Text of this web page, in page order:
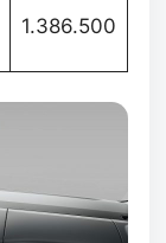
1.386.500